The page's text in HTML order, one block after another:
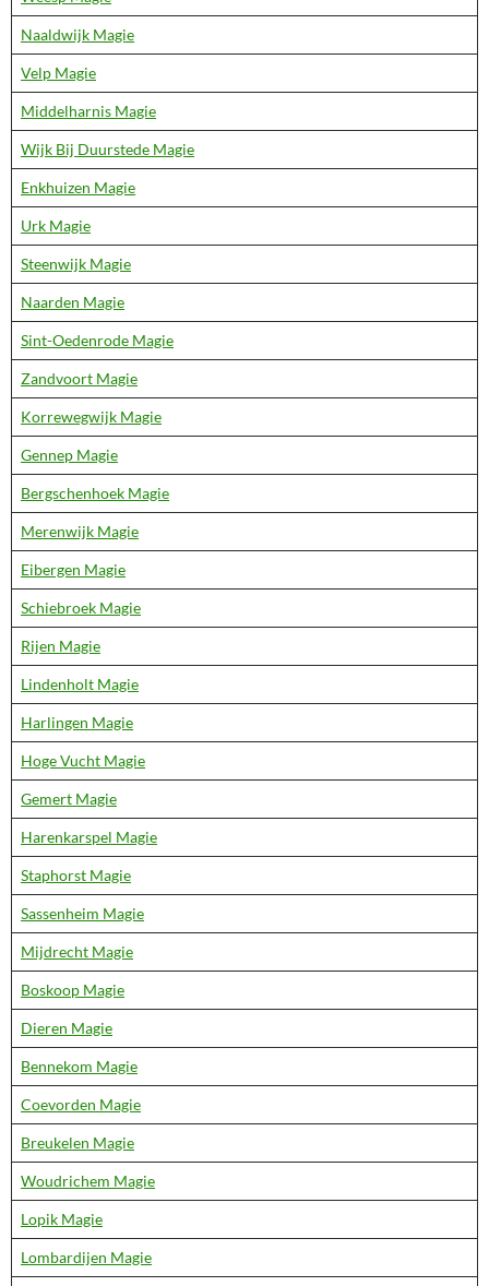
Naaldwijk Magie
Velp Magie
Middelharnis Magie
Wijk Bij Duurstede Magie
Enkhuizen Magie
Urk Magie
Steenwijk Magie
Naarden Magie
Sint-Oedenrode Magie
Zandvoort Magie
Korrewegwijk Magie
Gennep Magie
Bergschenhoek Magie
Merenwijk Magie
Eibergen Magie
Schiebroek Magie
Rijen Magie
Lindenholt Magie
Harlingen Magie
Hoge Vucht Magie
Gemert Magie
Harenkarspel Magie
Staphorst Magie
Sassenheim Magie
Mijdrecht Magie
Boskoop Magie
Dieren Magie
Bennekom Magie
Coevorden Magie
Breukelen Magie
Woudrichem Magie
Lopik Magie
Lombardijen Magie